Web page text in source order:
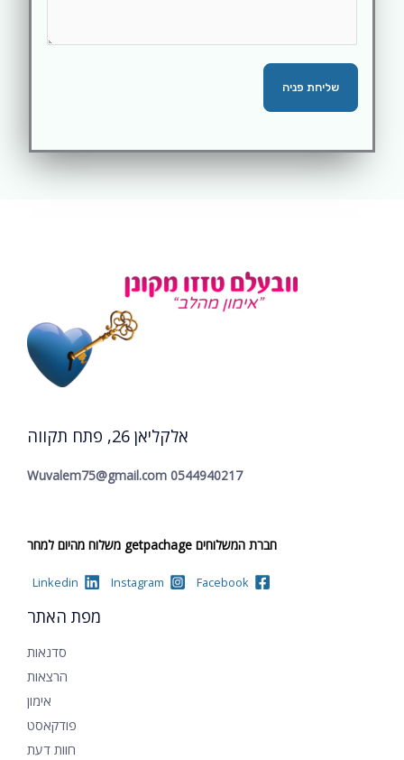
שליחת פניה
אלקליאן 26, פתח תקווה
Wuvalem75@gmail.com 0544940217
חברת המשלוחים getpachage משלוח מהיום למחר
Facebook
Instagram
Linkedin
מפת האתר
סדנאות
הרצאות
אימון
פודקאסט
חוות דעת